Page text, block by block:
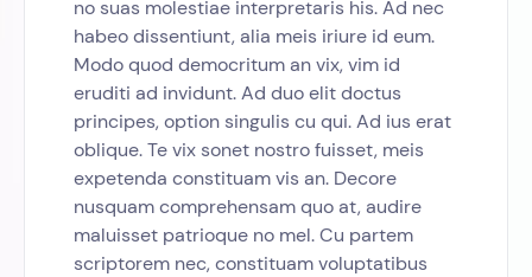
no suas molestiae interpretaris his. Ad nec
habeo dissentiunt, alia meis iriure id eum.
Modo quod democritum an vix, vim id
eruditi ad invidunt. Ad duo elit doctus
principes, option singulis cu qui. Ad ius erat
oblique. Te vix sonet nostro fuisset, meis
expetenda constituam vis an. Decore
nusquam comprehensam quo at, audire
maluisset patrioque no mel. Cu partem
scriptorem nec, constituam voluptatibus